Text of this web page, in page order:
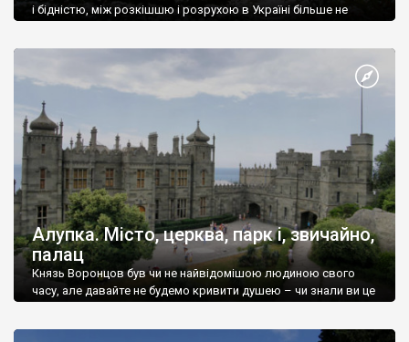
і бідністю, між розкішшю і розрухою в Україні більше не
Алупка. Місто, церква, парк і, звичайно,
палац
Князь Воронцов був чи не найвідомішою людиною свого
часу, але давайте не будемо кривити душею – чи знали ви це